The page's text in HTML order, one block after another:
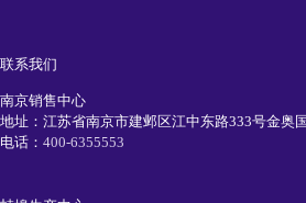
联系我们
南京销售中心
地址：江苏省南京市建邺区江中东路333号金奥
电话： 400-6355553